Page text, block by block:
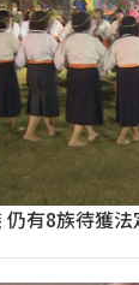
有8族待獲